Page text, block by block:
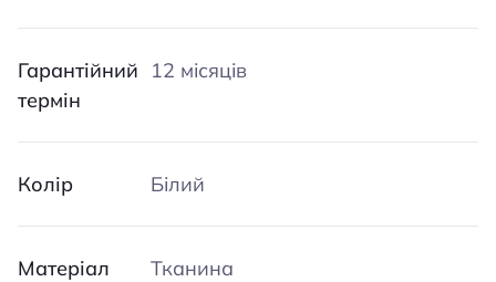
Гарантійний
термін
12 місяців
Колір Білий
Матеріал
Тканина